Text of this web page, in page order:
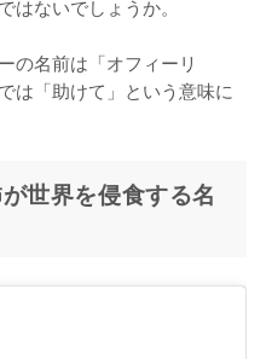
ないでしょうか。
の名前は「オフィーリ
は「助けて」という意味に
世界を侵食する名